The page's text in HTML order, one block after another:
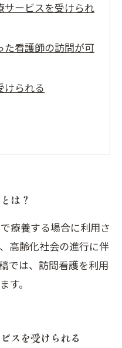
サービスを受けられ
た看護師の訪問が可
けられる
は？
療養する場合に利用さ
高齢化社会の進行に伴
では、訪問看護を利用
す。
スを受けられる